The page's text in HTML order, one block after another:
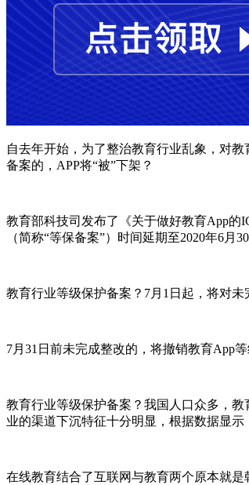
自去年开始，为了整治教育行业乱象，对
备案的，APP将“被”下架？
教育部科技司发布了《关于做好教育App的
（简称“等保备案”）时间延期至2020年6月30
教育行业等级保护备案？7月1日起，将对
7月31日前未完成整改的，将撤销教育App等
教育行业等级保护备案？我国人口众多，
业的渠道下沉特征十分明显，根据数据显示
在线教育结合了互联网与教育两个原本就